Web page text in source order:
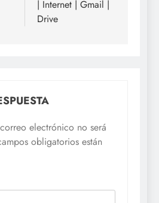
| Internet | Gmail |
Drive
electrónico no será
obligatorios están